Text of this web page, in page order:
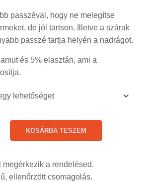
passzéval, hogy ne melegítse
de jól tartson. Illetve a szárak
passzé tartja helyén a nadrágot.
és 5% elasztán, ami a
KOSÁRBA TESZEM
megérkezik a rendelésed.
ellenőrzött csomagolás.